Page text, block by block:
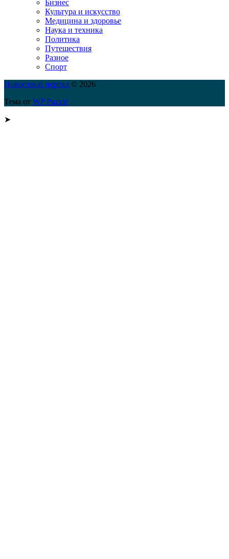
Бизнес
Культура и искусство
Медицина и здоровье
Наука и техника
Политика
Путешествия
Разное
Спорт
Новостной портал © 2026
Тема от WP Puzzle
➤